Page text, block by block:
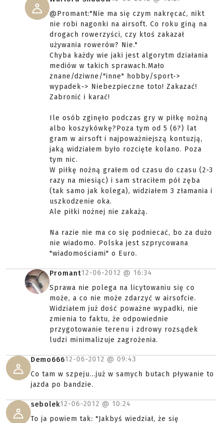
@Promant:"Nie ma się czym nakręcać, nikt
nie robi nagonki na airsoft. Co roku giną na
drogach rowerzyści, czy ktoś zakazał
używania rowerów? Nie."
Chyba każdy wie jaki jest algorytm działania
mediów w takich sprawach.Mało
znane/dziwne/"inne" hobby/sport->
wypadek-> Niebezpieczne toto! Zakazać!
Zabronić i karać!
Ile osób zginęło podczas gry w piłkę nożną
albo koszykówkę?Poza tym od 5 (6?) lat
gram w airsoft i najpoważniejszą kontuzją,
jaką widziałem było rozcięte kolano. Poza
tym nic.
W piłkę nożną grałem od czasu do czasu (2-3
razy na miesiąc) i sam straciłem pół zęba
(tak samo jak kolega), widziałem 3 złamania i
uszkodzenie oka.
Ale piłki nożnej nie zakażą.
Na razie nie ma co się podniecać, bo za dużo
nie wiadomo. Polska jest szprycowana
"wiadomościami" o Euro.
Promant12-06-2012 @ 16:34
Sprawa nie polega na licytowaniu się co
może, a co nie może zdarzyć w airsofcie.
Widziałem już dość poważne wypadki, nie
zmienia to faktu, że odpowiednie
przygotowanie terenu i zdrowy rozsądek
ludzi minimalizuje zagrożenia.
Demo66612-06-2012 @ 09:43
Co tam w szpeju...już w samych butach pływanie to
jazda po bandzie.
sebolek12-06-2012 @ 10:24
To ja powiem tak: "Jakbyś wiedział, że się